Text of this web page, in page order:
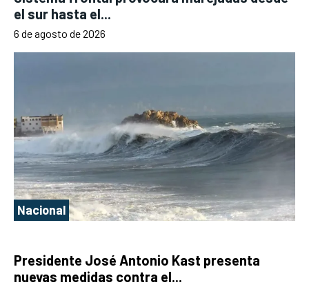
el sur hasta el...
6 de agosto de 2026
Nacional
Presidente José Antonio Kast presenta
nuevas medidas contra el...